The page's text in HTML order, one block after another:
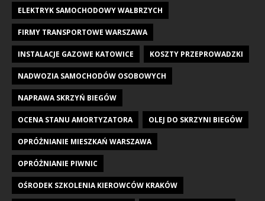
ELEKTRYK SAMOCHODOWY WAŁBRZYCH
FIRMY TRANSPORTOWE WARSZAWA
INSTALACJE GAZOWE KATOWICE KOSZTY PRZEPROWADZKI
NADWOZIA SAMOCHODÓW OSOBOWYCH
NAPRAWA SKRZYŃ BIEGÓW
OCENA STANU AMORTYZATORA OLEJ DO SKRZYNI BIEGÓW
OPRÓŻNIANIE MIESZKAŃ WARSZAWA
OPRÓŻNIANIE PIWNIC
OŚRODEK SZKOLENIA KIEROWCÓW KRAKÓW